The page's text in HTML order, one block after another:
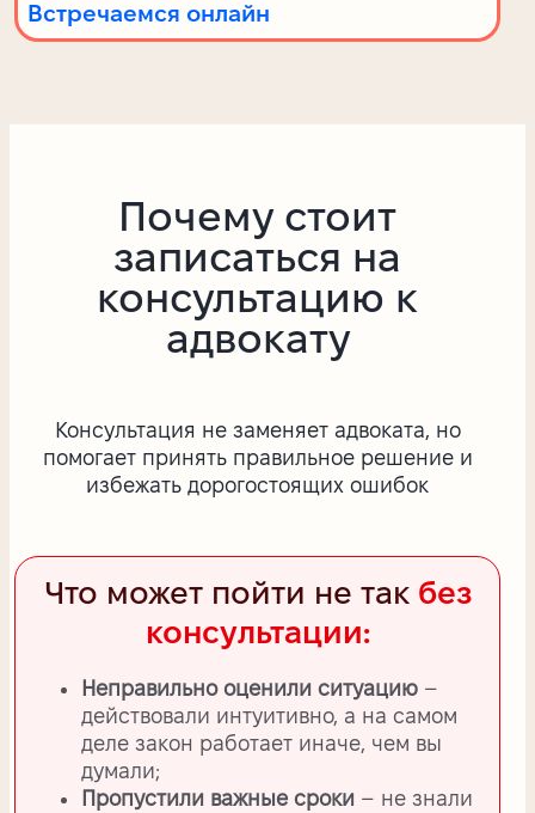
Встречаемся онлайн
Почему стоит
записаться на
консультацию к
адвокату
Консультация не заменяет адвоката, но
помогает принять правильное решение и
избежать дорогостоящих ошибок
Что может пойти не так без
консультации:
Неправильно оценили ситуацию–
действовали интуитивно, а на самом
деле закон работает иначе, чем вы
думали;
Пропустили важные сроки – не знали